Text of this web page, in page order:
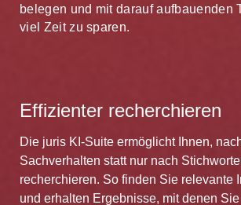
belegen und mit darauf aufbauenden
viel Zeit zu sparen.
Effizienter recherchieren
Die juris KI-Suite ermöglicht Ihnen,
Sachverhalten statt nur nach
recherchieren. So finden Sie relevante
und erhalten Ergebnisse, mit denen